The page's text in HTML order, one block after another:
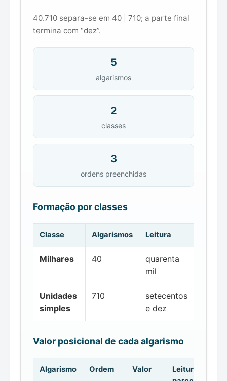
40.710 separa-se em 40 | 710; a parte final
termina com “dez”.
5
algarismos
2
classes
3
ordens preenchidas
Formação por classes
Classe Algarismos Leitura
Milhares 40
quarenta
mil
Unidades
simples
710
setecentos
e dez
Valor posicional de cada algarismo
Algarismo Ordem Valor
Leitura da